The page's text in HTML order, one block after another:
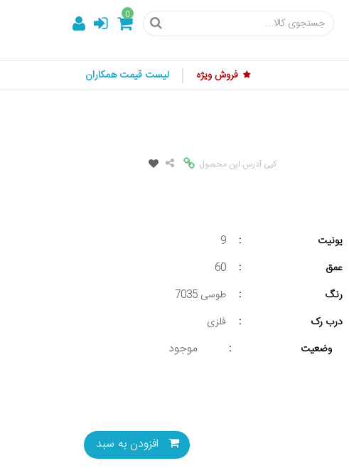
0
لیست قیمت همکاران فروش ویژه
کپی آدرس این محصول
یونیت :
9
عمق :
60
رنگ :
طوسی 7035
درب رک :
فلزی
وضعیت : موجود
افزودن به سبد